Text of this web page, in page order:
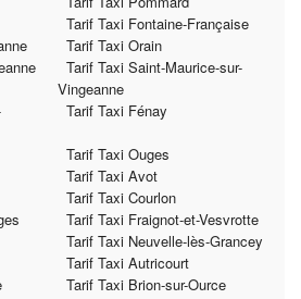
Tarif Taxi Fontaine-Française
Tarif Taxi Orain
Tarif Taxi Saint-Maurice-sur-
Vingeanne
Tarif Taxi Fénay
Tarif Taxi Ouges
Tarif Taxi Avot
Tarif Taxi Courlon
Tarif Taxi Fraignot-et-Vesvrotte
Tarif Taxi Neuvelle-lès-Grancey
Tarif Taxi Autricourt
Tarif Taxi Brion-sur-Ource